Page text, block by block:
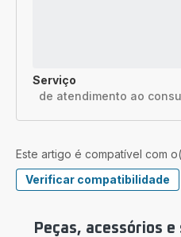
Serviço
de atendimento ao
Este artigo é compatível com
Verificar compatibilidade
Peças, acessórios